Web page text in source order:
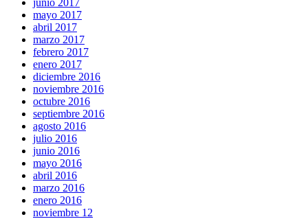
mayo 2017
abril 2017
marzo 2017
febrero 2017
enero 2017
diciembre 2016
noviembre 2016
octubre 2016
septiembre 2016
agosto 2016
julio 2016
junio 2016
mayo 2016
abril 2016
marzo 2016
enero 2016
noviembre 12